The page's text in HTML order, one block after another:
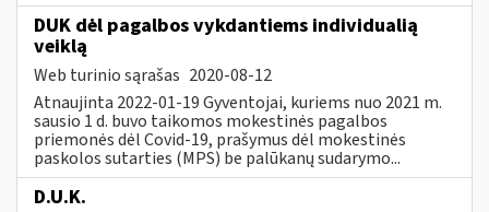
DUK dėl pagalbos vykdantiems individualią
veiklą
Web turinio sąrašas 2020-08-12
Atnaujinta 2022-01-19 Gyventojai, kuriems nuo 2021 m.
sausio 1 d. buvo taikomos mokestinės pagalbos
priemonės dėl Covid-19, prašymus dėl mokestinės
paskolos sutarties (MPS) be palūkanų sudarymo...
D.U.K.